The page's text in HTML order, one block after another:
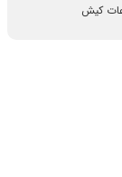
کیش